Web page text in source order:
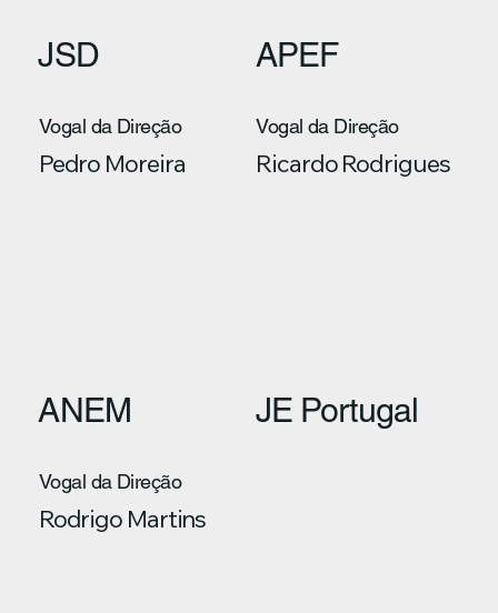
JSD APEF
Vogal da Direção
Pedro Moreira
ANEM
Vogal da Direção
Ricardo Rodrigues
JE Portugal
Vogal da Direção
Rodrigo Martins